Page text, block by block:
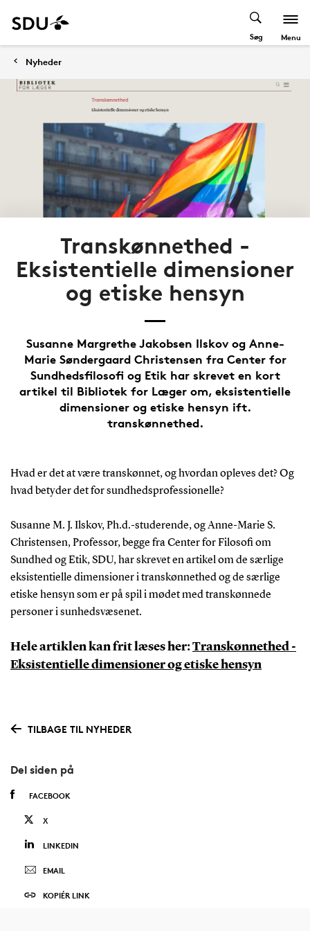
Søg Menu
Nyheder
Transkønnethed -
Eksistentielle dimensioner
og etiske hensyn
Susanne Margrethe Jakobsen Ilskov og Anne-
Marie Søndergaard Christensen fra Center for
Sundhedsfilosofi og Etik har skrevet en kort
artikel til Bibliotek for Læger om, eksistentielle
dimensioner og etiske hensyn ift.
transkønnethed.
Hvad er det at være transkønnet, og hvordan opleves det? Og
hvad betyder det for sundhedsprofessionelle?
Susanne M. J. Ilskov, Ph.d.-studerende, og Anne-Marie S.
Christensen, Professor, begge fra Center for Filosofi om
Sundhed og Etik, SDU, har skrevet en artikel om de særlige
eksistentielle dimensioner i transkønnethed og de særlige
etiske hensyn som er på spil i mødet med transkønnede
personer i sunhedsvæsenet.
Hele artiklen kan frit læses her:Transkønnethed -
Eksistentielle dimensioner og etiske hensyn
TILBAGE TIL NYHEDER
Del siden på
FACEBOOK
X
LINKEDIN
EMAIL
KOPIÉR LINK